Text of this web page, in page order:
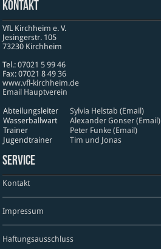
Kontakt
VfL Kirchheim e. V.
Jesinger­str. 105
73230 Kirch­heim
Tel.: 07021 5 99 46
Fax: 07021 8 49 36
www​.vfl​-kirch​heim​.de
Email Hauptverein
Abteilungsleiter
Sylvia Helstab (Email)
Wasserballwart
Alexander Gonser (Email)
Trainer
Peter Funke (Email)
Jugendtrainer
Tim und Jonas
Service
Kontakt
Impressum
Haftungsausschluss